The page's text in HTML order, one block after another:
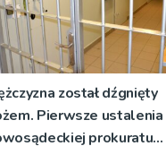
został dźgnięty
Pierwsze ustalenia
prokuratury